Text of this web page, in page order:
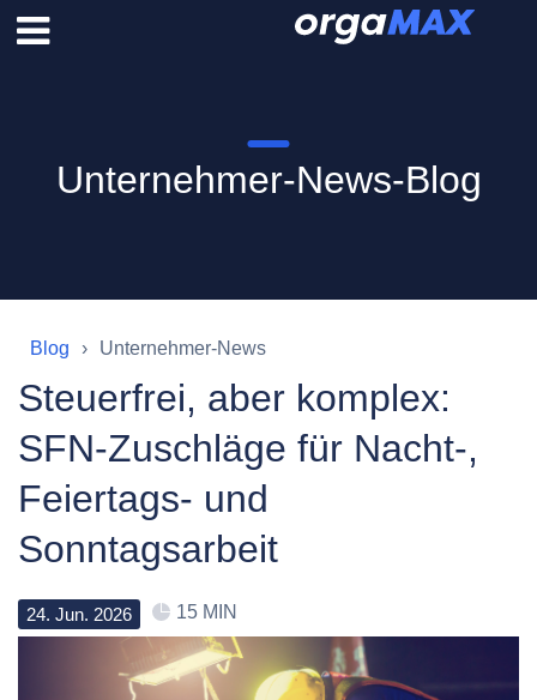
Unternehmer-News-Blog
Blog Unternehmer-News
Steuerfrei, aber komplex:
SFN-Zuschläge für Nacht-,
Feiertags- und
Sonntagsarbeit
24. Jun. 2026 15 MIN